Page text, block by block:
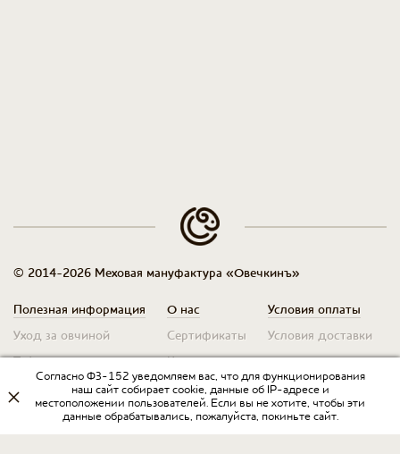
© 2014-2026 Меховая мануфактура «Овечкинъ»
Полезная информация
Уход за овчиной
Таблица размеров
О нас
Сертификаты
Контакты
Условия оплаты
Условия доставки
Оплата для юр. лиц
Условия возврата
Оптовикам
Договор оферты
Согласно ФЗ-152 уведомляем вас, что для функционирования
наш сайт собирает cookie, данные об IP-адресе и
местоположении пользователей. Если вы не хотите, чтобы эти
данные обрабатывались, пожалуйста, покиньте сайт.